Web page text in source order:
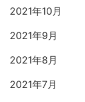
2021年10月
2021年9月
2021年8月
2021年7月